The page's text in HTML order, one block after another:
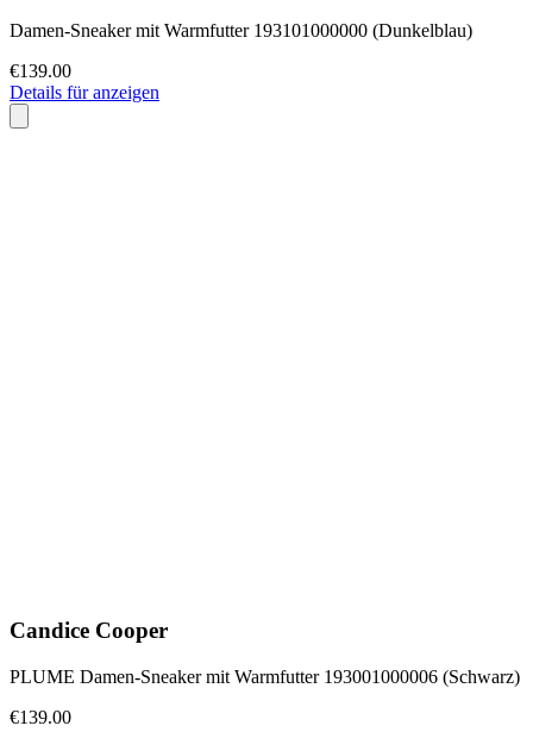
Damen-Sneaker mit Warmfutter 193101000000 (Dunkelblau)
€139.00
Details für anzeigen
Candice Cooper
PLUME Damen-Sneaker mit Warmfutter 193001000006 (Schwarz)
€139.00